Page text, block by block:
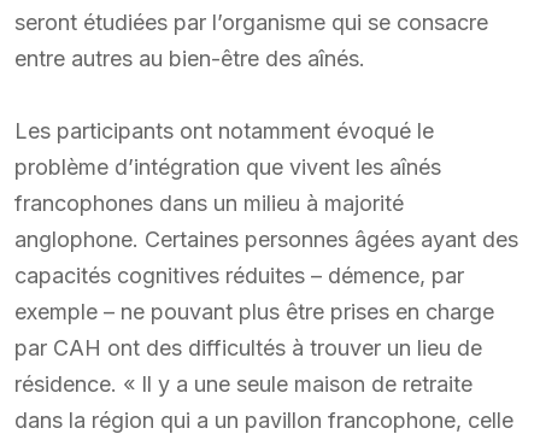
seront étudiées par l’organisme qui se consacre
entre autres au bien-être des aînés.
Les participants ont notamment évoqué le
problème d’intégration que vivent les aînés
francophones dans un milieu à majorité
anglophone. Certaines personnes âgées ayant des
capacités cognitives réduites – démence, par
exemple – ne pouvant plus être prises en charge
par CAH ont des difficultés à trouver un lieu de
résidence. « Il y a une seule maison de retraite
dans la région qui a un pavillon francophone, celle